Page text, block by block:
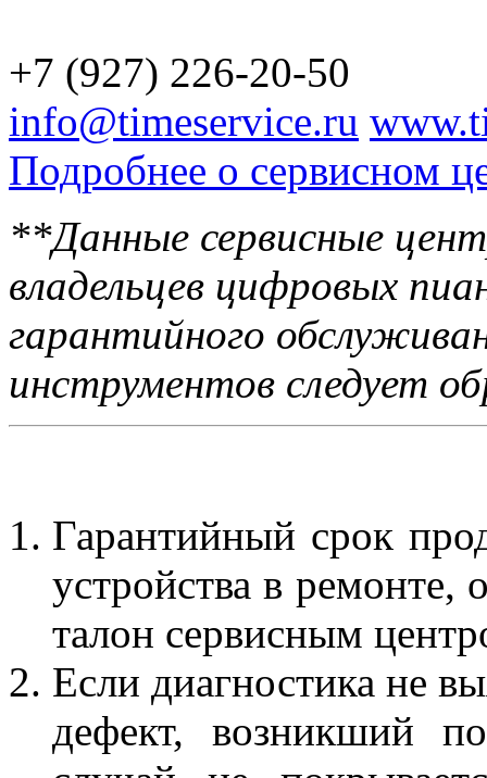
+7 (927) 226-20-50
info@timeservice.ru
Подробнее о сервисном
**Данные сервисные
владельцев цифровых
гарантийного
инструментов следует
Гарантийный срок
устройства в ремонте,
талон сервисным
Если диагностика не
дефект, возникший